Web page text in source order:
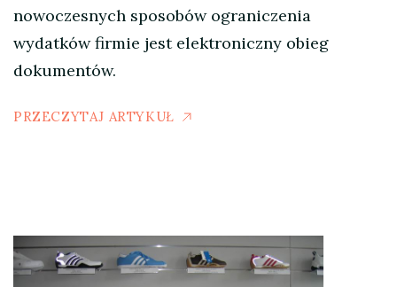
nowoczesnych sposobów ograniczenia
wydatków firmie jest elektroniczny obieg
dokumentów.
PRZECZYTAJ ARTYKUŁ